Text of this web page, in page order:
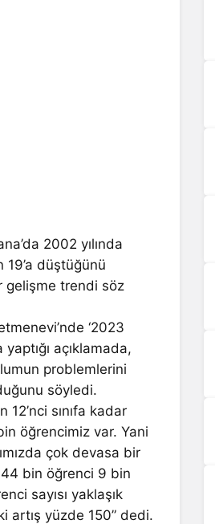
2002 yılında
düştüğünü
gelişme trendi söz
‘2023
açıklamada,
problemlerini
söyledi.
12’nci sınıfa kadar
öğrencimiz var. Yani
çok devasa bir
bin öğrenci 9 bin
sayısı yaklaşık
artış yüzde 150” dedi.